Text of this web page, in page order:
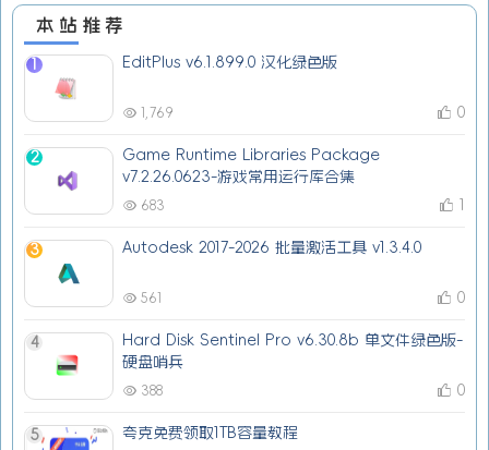
本站推荐
EditPlus v6.1.899.0 汉化绿色版
1,769 0
2
Game Runtime Libraries Package
v7.2.26.0623-游戏常用运行库合集
683
3 Autodesk 2017-2026 批量激活工具 v1.3.4.0
561 0
4
Hard Disk Sentinel Pro v6.30.8b 单文件绿色版-
硬盘哨兵
388 0
5 夸克免费领取1TB容量教程